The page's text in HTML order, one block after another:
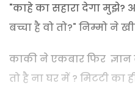
"काहे का सहारा देगा मुझे?
बच्चा है वो तो?" निम्मो ने
काकी ने एकबार फिर ज्ञान
तो है ना घर में ? मिटटी का